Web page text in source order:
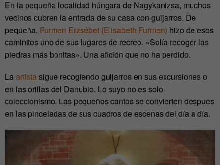
En la pequeña localidad húngara de Nagykanizsa, muchos
vecinos cubren la entrada de su casa con guijarros. De
pequeña, Furmen Erzsébet (Elisabeth Furmen) hizo de esos
caminitos uno de sus lugares de recreo. «Solía recoger las
piedras más bonitas». Una afición que no ha perdido.
Laartistasigue recogiendo guijarros en sus excursiones o
en las orillas del Danubio. Lo suyo no es solo
coleccionismo. Las pequeños cantos se convierten después
en las pinceladas de sus cuadros de escenas del día a día.